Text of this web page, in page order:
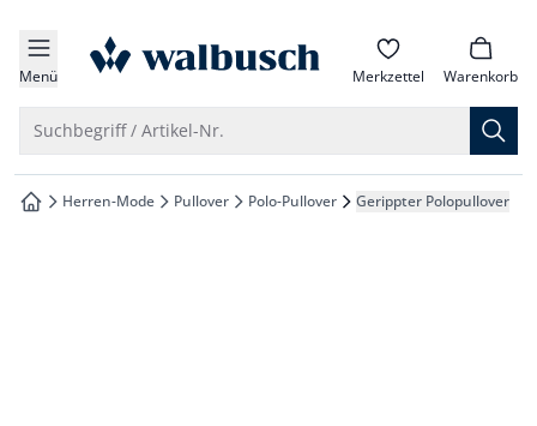
springen
springen
springen
springen
Menü zur Startseite Merkzettel Warenkorb
Suchbegriff / Artikel-Nr.
zur Startseite
Herren-Mode Pullover Polo-Pullover Gerippter Polopullover